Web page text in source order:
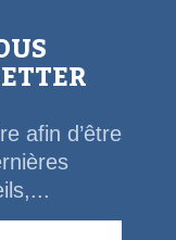
afin d’être